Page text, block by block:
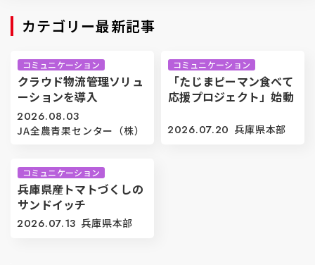
カテゴリー最新記事
コミュニケーション
クラウド物流管理ソリュ
ーションを導入
2026.08.03
JA全農青果センター（株）
コミュニケーション
「たじまピーマン食べて
応援プロジェクト」始動
2026.07.20 兵庫県本部
コミュニケーション
兵庫県産トマトづくしの
サンドイッチ
2026.07.13 兵庫県本部